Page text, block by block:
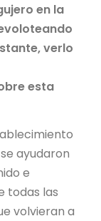
en la
verlo
esta
ayudaron
e
todas las
volvieran a